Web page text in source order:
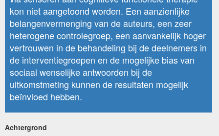
kon niet aangetoond worden. Een aanzienlijke
belangenvermenging van de auteurs, een zeer
heterogene controlegroep, een aanvankelijk hoger
vertrouwen in de behandeling bij de deelnemers in
de interventiegroepen en de mogelijke bias van
sociaal wenselijke antwoorden bij de
uitkomstmeting kunnen de resultaten mogelijk
beïnvloed hebben.
Achtergrond